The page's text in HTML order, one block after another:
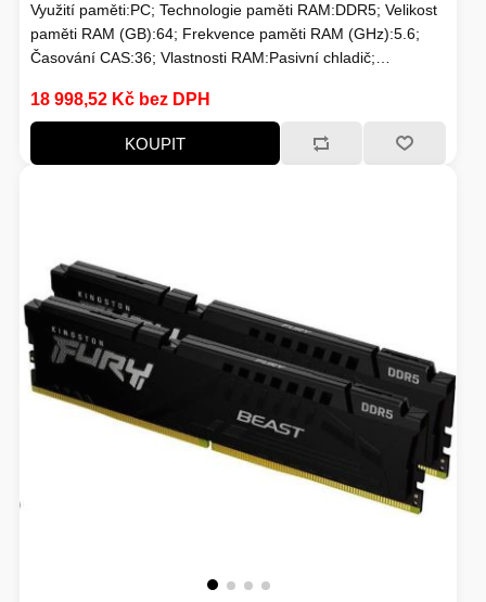
Využití paměti:PC; Technologie paměti RAM:DDR5; Velikost
paměti RAM (GB):64; Frekvence paměti RAM (GHz):5.6;
Časování CAS:36; Vlastnosti RAM:Pasivní chladič;
18 998,52 Kč bez DPH
KOUPIT